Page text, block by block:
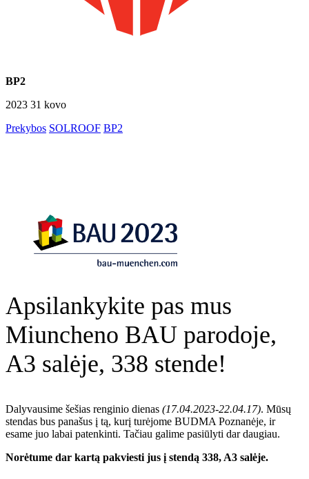
BP2
2023 31 kovo
Prekybos SOLROOF BP2
Apsilankykite pas mus
Miuncheno BAU parodoje,
A3 salėje, 338 stende!
Dalyvausime šešias renginio dienas (17.04.2023-22.04.17). Mūsų
stendas bus panašus į tą, kurį turėjome BUDMA Poznanėje, ir
esame juo labai patenkinti. Tačiau galime pasiūlyti dar daugiau.
Norėtume dar kartą pakviesti jus į stendą 338, A3 salėje.